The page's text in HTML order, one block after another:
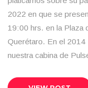
2022 en que se
19:00 hrs. en la Plaza
Querétaro. En el
nuestra cabina de